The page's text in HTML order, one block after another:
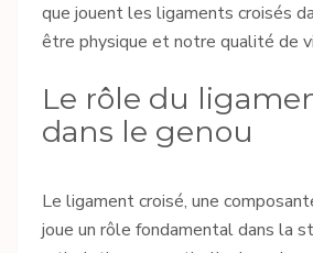
que jouent les ligaments croisés
être physique et notre qualité de
Le rôle du
dans le genou
Le ligament croisé, une
joue un rôle fondamental dans la